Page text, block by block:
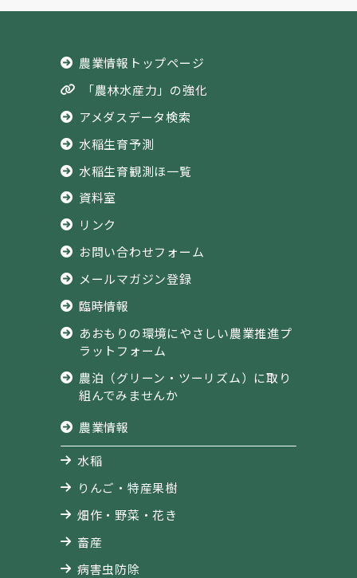
農業情報トップページ
「農林水産力」の強化
アメダスデータ検索
水稲生育予測
水稲生育観測ほ一覧
資料室
リンク
お問い合わせフォーム
メールマガジン登録
臨時情報
あおもりの環境にやさしい農業推進プ
ラットフォーム
農泊（グリーン・ツーリズム）に取り
組んでみませんか
農業情報
水稲
りんご・特産果樹
畑作・野菜・花き
畜産
病害虫防除